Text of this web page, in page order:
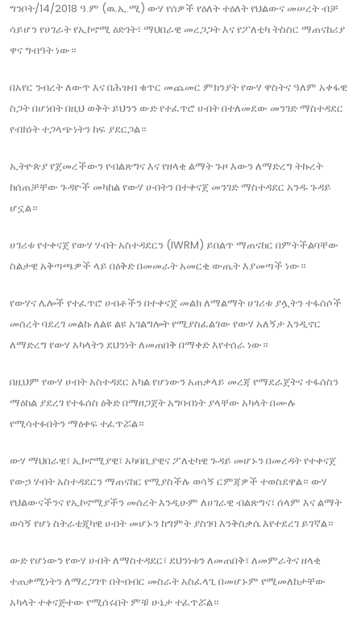
ግንቦት/14/2018 ዓ.ም (ዉ.ኢ.ሚ) ውሃ የሰዎች የዕለት ተዕለት የህልውና መሠረት ብቻ
ሳይሆን የሀገራት የኢኮኖሚ ዕድገት፣ ማህበራዊ መረጋጋት እና የፖለቲካ ትስስር ማጠናከሪያ
ዋና ግብዓት ነው።
በአየር ንብረት ለውጥ እና በሕዝብ ቁጥር መጨመር ምክንያት የውሃ ዋስትና ዓለም አቀፋዊ
ስጋት በሆነበት በዚህ ወቅት ይህንን ውድ የተፈጥሮ ሀብት በተለመደው መንገድ ማስተዳደር
የብክነት ተጋላጭነትን ከፍ ያደርጋል።
ኢትዮጵያ የጀመረችውን የብልጽግና እና የዘላቂ ልማት ጉዞ እውን ለማድረግ ትኩረት
ከሰጠቻቸው ጉዳዮች መካከል የውሃ ሀብትን በተቀናጀ መንገድ ማስተዳደር አንዱ ጉዳይ
ሆኗል።
ሀገሪቱ የተቀናጀ የውሃ ሃብት አስተዳደርን (IWRM) ይበልጥ ማጠናከር በምትችልባቸው
ስልታዊ አቅጣጫዎች ላይ በዕቅድ በመመራት አመርቂ ውጤት እያመጣች ነው።
የውሃና ሌሎች የተፈጥሮ ሀብቶችን በተቀናጀ መልክ ለማልማት ሀገሪቱ ያሏትን ተፋሰሶች
መሰረት ባደረገ መልኩ ለልዩ ልዩ አገልግሎት የሚያስፈልገው የውሃ አለኝታ እንዲኖር
ለማድረግ የውሃ አካላትን ደህንነት ለመጠበቅ በማቀድ እየተሰራ ነው።
በዚህም የውሃ ሀብት አስተዳደር አካል የሆነውን አጠቃላይ መረጃ የማደራጀትና ተፋሰስን
ማዕከል ያደረገ የተፋሰስ ዕቅድ በማዘጋጀት አግባብነት ያላቸው አካላት በሙሉ
የሚሳተፉበትን ማዕቀፍ ተፈጥሯል።
ውሃ ማህበራዊ፣ ኢኮኖሚያዊ፣ አካባቢያዊና ፖለቲካዊ ጉዳይ መሆኑን በመረዳት የተቀናጀ
የውኃ ሃብት አስተዳደርን ማጠናከር የሚያስችሉ ወሳኝ ርምጃዎች ተወስደዋል። ውሃ
የህልውናችንና የኢኮኖሚያችን መሰረት እንዲሁም ለሀገራዊ ብልጽግና፣ ሰላም እና ልማት
ወሳኝ የሆነ ስትራቴጂካዊ ሀብት መሆኑን ከግምት ያስገባ እንቅስቃሴ እየተደረገ ይገኛል።
ውድ የሆነውን የውሃ ሀብት ለማስተዳደር፣ ደህንነቱን ለመጠበቅ፣ ለመምራትና ዘላቂ
ተጠቃሚነትን ለማረጋገጥ በትብብር መስራት አስፈላጊ በመሆኑም የሚመለከታቸው
አካላት ተቀናጅተው የሚሰሩበት ምቹ ሁኔታ ተፈጥሯል።